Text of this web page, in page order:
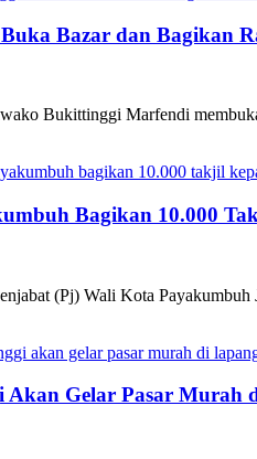
Bazar dan Bagikan
Bukittinggi Marfendi
Bagikan 10.000
(Pj) Wali Kota
Akan Gelar Pasar Murah